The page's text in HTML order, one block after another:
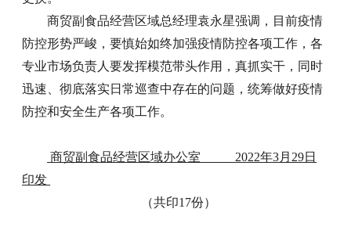
商贸副食品经营区域总经理袁永星强调，目前疫情
防控形势严峻，要慎始如终加强疫情防控各项工作，各
专业市场负责人要发挥模范带头作用，真抓实干，同时
迅速、彻底落实日常巡查中存在的问题，统筹做好疫情
防控和安全生产各项工作。
商贸副食品经营区域办公室 2022年3月29日
印发
（共印17份）